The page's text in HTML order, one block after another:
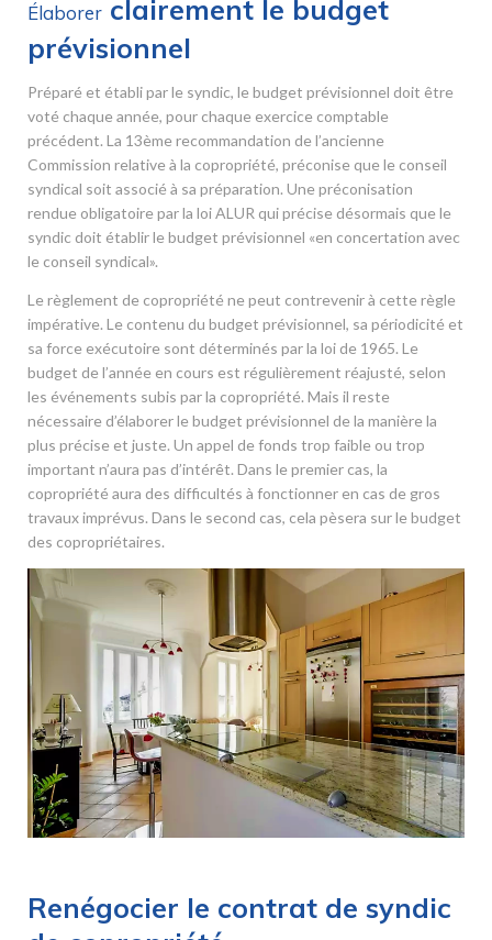
Élaborer clairement le budget
prévisionnel
Préparé et établi par le syndic, le budget prévisionnel doit être
voté chaque année, pour chaque exercice comptable
précédent. La 13ème recommandation de l’ancienne
Commission relative à la copropriété, préconise que le conseil
syndical soit associé à sa préparation. Une préconisation
rendue obligatoire par la loi ALUR qui précise désormais que le
syndic doit établir le budget prévisionnel «en concertation avec
le conseil syndical».
Le règlement de copropriété ne peut contrevenir à cette règle
impérative. Le contenu du budget prévisionnel, sa périodicité et
sa force exécutoire sont déterminés par la loi de 1965. Le
budget de l’année en cours est régulièrement réajusté, selon
les événements subis par la copropriété. Mais il reste
nécessaire d’élaborer le budget prévisionnel de la manière la
plus précise et juste. Un appel de fonds trop faible ou trop
important n’aura pas d’intérêt. Dans le premier cas, la
copropriété aura des difficultés à fonctionner en cas de gros
travaux imprévus. Dans le second cas, cela pèsera sur le budget
des copropriétaires.
Renégocier le contrat de syndic